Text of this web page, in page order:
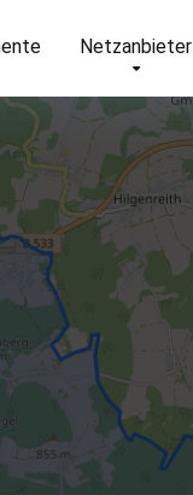
Netzanbieter